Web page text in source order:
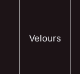
Velours